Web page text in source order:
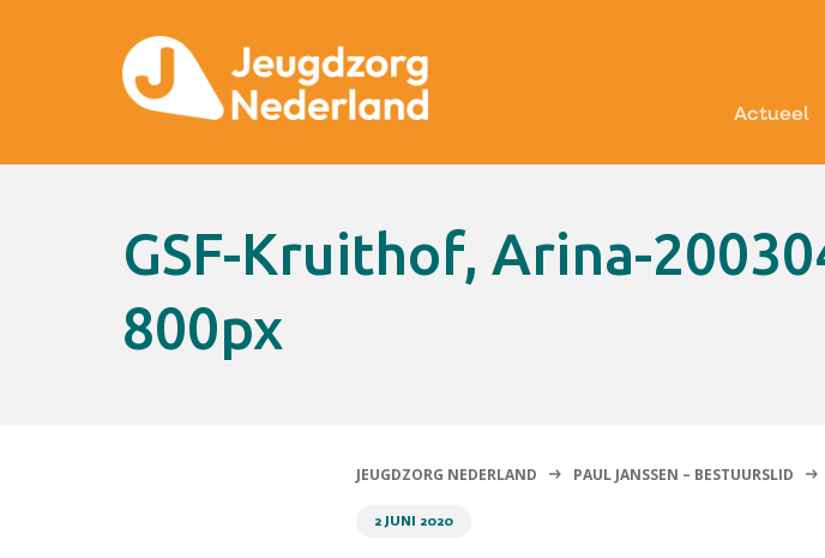
Actueel
GSF-Kruithof, Arina-200304-9644-
800px
JEUGDZORG NEDERLAND PAUL JANSSEN – BESTUURSLID
2 JUNI 2020